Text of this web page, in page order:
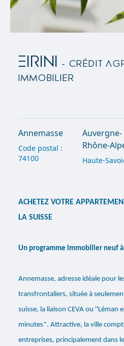
EIRINI
- Crédit
Immobilier
Annemasse
Code postal :
74100
Auvergne-
Rhône-
Haute-
ACHETEZ VOTRE
LA SUISSE
Un programme immobilier neuf à
Annemasse, adresse idéale pour
transfrontaliers, située à
suisse, la liaison CEVA ou ''Léman
minutes*. Attractive, la ville
entreprises, principalement dans